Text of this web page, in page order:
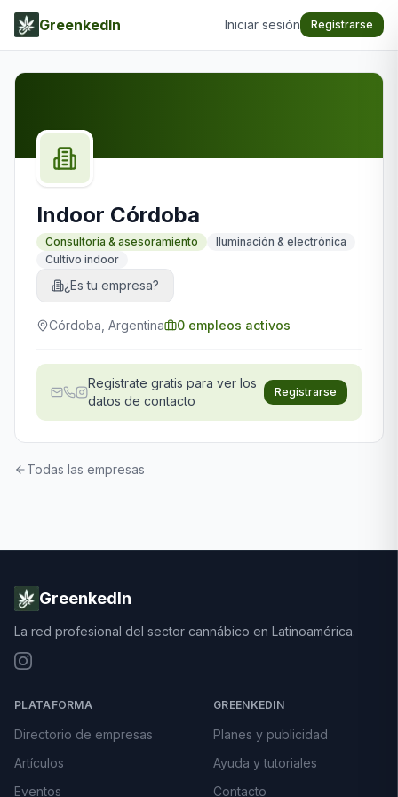
GreenkedIn Iniciar sesión Registrarse
Indoor Córdoba
Consultoría & asesoramiento
Iluminación & electrónica
Cultivo indoor
¿Es tu empresa?
Córdoba, Argentina 0 empleos activos
Registrate gratis para ver los
datos de contacto
Registrarse
Todas las empresas
GreenkedIn
La red profesional del sector cannábico en Latinoamérica.
PLATAFORMA
Directorio de empresas
Artículos
Eventos
GREENKEDIN
Planes y publicidad
Ayuda y tutoriales
Contacto